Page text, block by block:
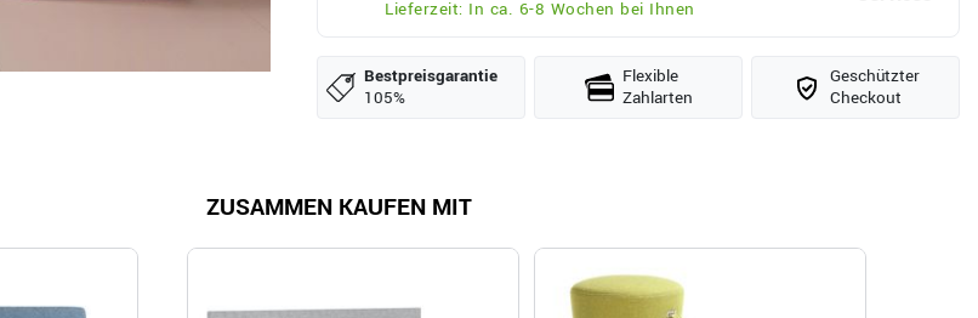
Lieferzeit: In ca. 6-8 Wochen bei Ihnen
Bestpreis­garantie
105%
Flexible
Zahlarten
Geschützter
Checkout
ZUSAMMEN KAUFEN MIT